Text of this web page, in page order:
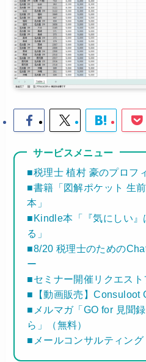
サービスメニュー
■税理士 植村 豪のプロフ
■書籍「図解ポケット 生
本」
■Kindle本「『気にしい』
る」
■8/20 税理士のための
ー
■セミナー開催リクエスト
■【動画販売】Consuloot
■メルマガ「GO for 見聞
ら」（無料）
■メールコンサルティング